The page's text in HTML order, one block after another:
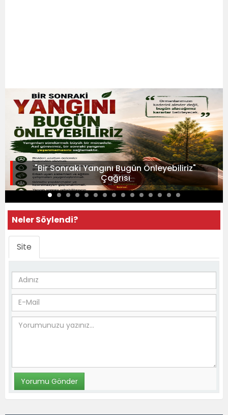
"Bir Sonraki Yangını Bugün Önleyebiliriz"
Çağrısı
Neler Söylendi?
Site